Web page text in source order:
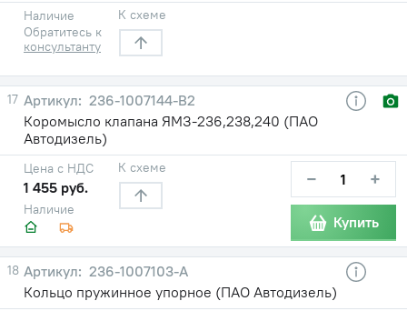
Наличие
Обратитесь к
консультанту
К схеме
17
236-1007144-В2
Коромысло клапана ЯМЗ-236,238,240 (ПАО
Автодизель)
Наличие
Цена с НДС
1 455 руб.
К схеме − +
Купить
18
236-1007103-А
Кольцо пружинное упорное (ПАО Автодизель)